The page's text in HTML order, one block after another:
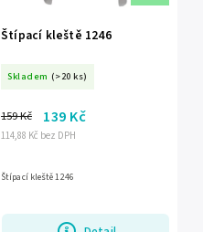
Štípací kleště 1246
Skladem (>20 ks)
114,88 Kč bez DPH
159 Kč 139 Kč
Štípací kleště 1246